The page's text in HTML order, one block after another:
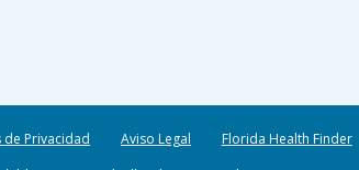
de Privacidad Aviso Legal Florida Health Finder